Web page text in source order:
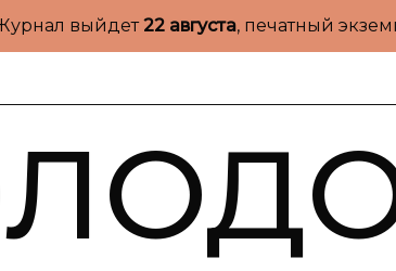
выйдет22 августа, печатный